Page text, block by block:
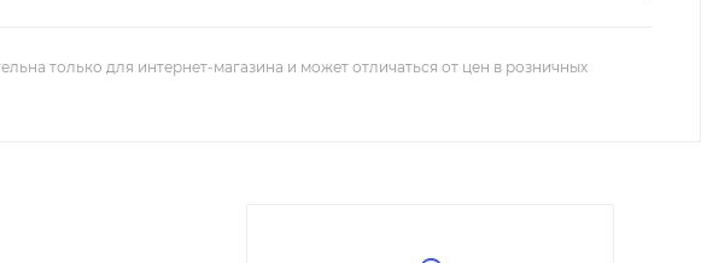
только для интернет-магазина и может отличаться от цен в розничных